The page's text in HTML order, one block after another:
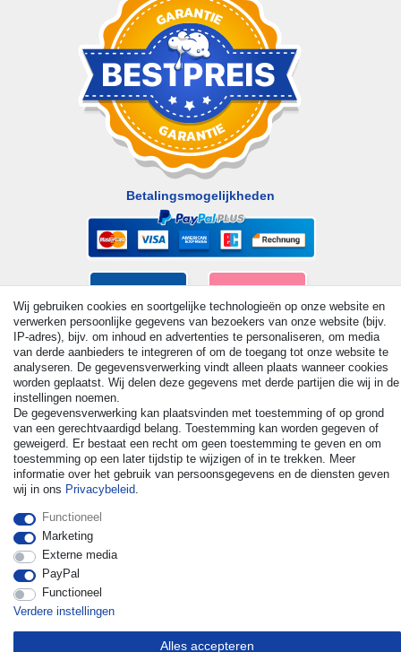
Betalingsmogelijkheden
© Copyright 2026 | Alle rechten voorbehouden. - All rights
reserved. Prices incl. VAT. 19% VAT Basic prices see article detail
Wij gebruiken cookies en soortgelijke technologieën op onze website en
verwerken persoonlijke gegevens van bezoekers van onze website (bijv.
IP-adres), bijv. om inhoud en advertenties te personaliseren, om media
van derde aanbieders te integreren of om de toegang tot onze website te
analyseren. De gegevensverwerking vindt alleen plaats wanneer cookies
worden geplaatst. Wij delen deze gegevens met derde partijen die wij in de
instellingen noemen.
De gegevensverwerking kan plaatsvinden met toestemming of op grond
van een gerechtvaardigd belang. Toestemming kan worden gegeven of
geweigerd. Er bestaat een recht om geen toestemming te geven en om
toestemming op een later tijdstip te wijzigen of in te trekken. Meer
informatie over het gebruik van persoonsgegevens en de diensten geven
wij in ons Privacybeleid.
Functioneel
Marketing
Externe media
PayPal
Functioneel
Verdere instellingen
Alles accepteren
Herroepingsrecht uitoefenen